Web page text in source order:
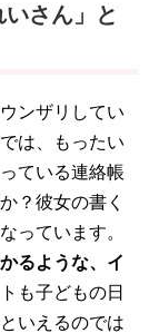
さん」と
ンザリしてい
は、もったい
ている連絡帳
？彼女の書く
っています。
るような、イ
も子どもの日
いえるのでは